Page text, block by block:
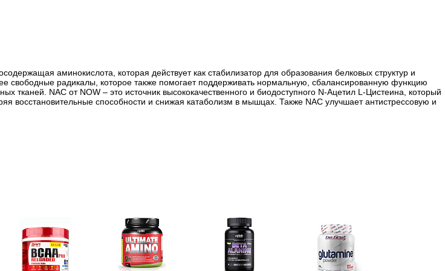
аминокислота, которая действует как стабилизатор для образования белковых структур и
свободные радикалы, которое также помогает поддерживать нормальную, сбалансированную функцию
NAC от NOW – это источник высококачественного и биодоступного N-Ацетил L-Цистеина, который
восстановительные способности и снижая катаболизм в мышцах. Также NAC улучшает антистрессовую и